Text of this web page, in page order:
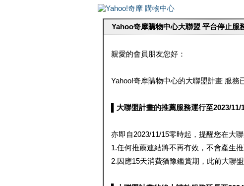
Yahoo奇摩購物中心大聯盟 平台停止服
親愛的會員朋友您好：
Yahoo!奇摩購物中心的大聯盟計畫 服務
▌大聯盟計畫的推薦服務運行至2023/11/
亦即自2023/11/15零時起，提醒您在大
1.任何推薦連結將不再有效，不會產生
2.因應15天消費猶豫鑑賞期，此前大聯